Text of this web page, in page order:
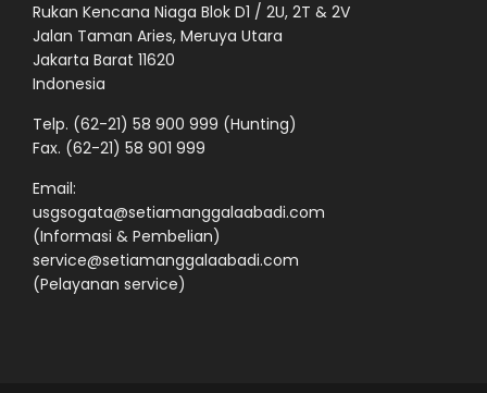
Rukan Kencana Niaga Blok D1 / 2U, 2T & 2V
Jalan Taman Aries, Meruya Utara
Jakarta Barat 11620
Indonesia
Telp. (62-21) 58 900 999 (Hunting)
Fax. (62-21) 58 901 999
Email:
usgsogata@setiamanggalaabadi.com
(Informasi & Pembelian)
service@setiamanggalaabadi.com
(Pelayanan service)